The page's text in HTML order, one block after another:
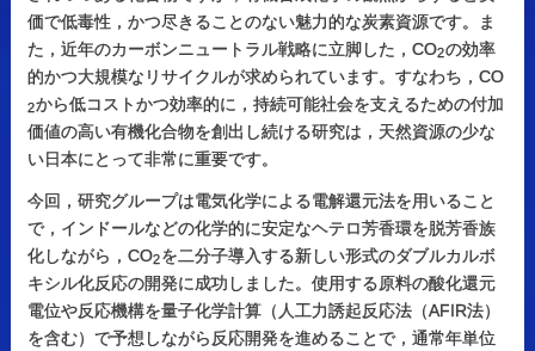
価で低毒性，かつ尽きることのない魅力的な炭素資源です。ま
た，近年のカーボンニュートラル戦略に立脚した，CO2の効率
的かつ大規模なリサイクルが求められています。すなわち，CO
2から低コストかつ効率的に，持続可能社会を支えるための付加
価値の高い有機化合物を創出し続ける研究は，天然資源の少な
い日本にとって非常に重要です。
今回，研究グループは電気化学による電解還元法を用いること
で，インドールなどの化学的に安定なヘテロ芳香環を脱芳香族
化しながら，CO2を二分子導入する新しい形式のダブルカルボ
キシル化反応の開発に成功しました。使用する原料の酸化還元
電位や反応機構を量子化学計算（人工力誘起反応法（AFIR法）
を含む）で予想しながら反応開発を進めることで，通常年単位